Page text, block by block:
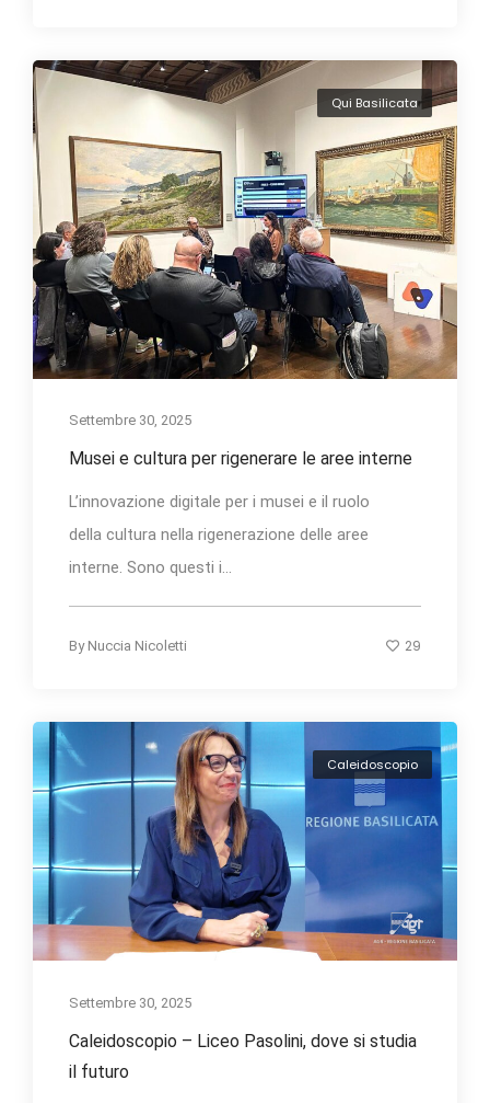
Qui Basilicata
Settembre 30, 2025
Musei e cultura per rigenerare le aree interne
L’innovazione digitale per i musei e il ruolo
della cultura nella rigenerazione delle aree
interne. Sono questi i...
By Nuccia Nicoletti 29
Caleidoscopio
Settembre 30, 2025
Caleidoscopio – Liceo Pasolini, dove si studia
il futuro